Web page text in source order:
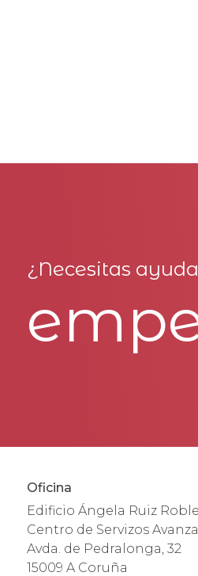
¿Necesitas
Oficina
Edificio Ángela Ruiz
Centro de Servizos
Avda. de Pedralonga, 32
15009 A Coruña